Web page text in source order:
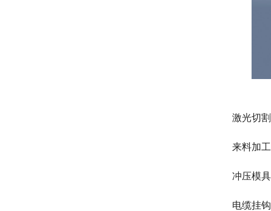
激光切
来料加
冲压模
电缆挂